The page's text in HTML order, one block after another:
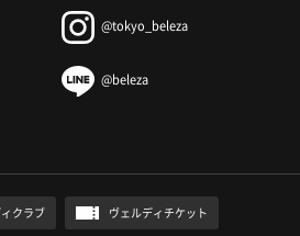
@tokyo_beleza
@beleza
クラブ ヴェルディチケット